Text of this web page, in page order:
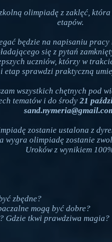
olimpiadę z zaklęć, która
etapów.
będzie na napisaniu
się z pytań
uczniów, którzy w
etap sprawdzi praktyczną
wszystkich chętnych pod
tematów i do środy 21
zostanie ustalona z
wygra olimpiadę zostanie
Uroków z wynikiem
zbędne?
mogą być dobre?
Gdzie tkwi prawdziwa magia?